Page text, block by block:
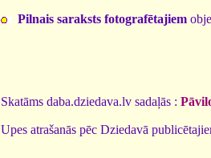
Pilnais saraksts fotografētajiem
Skatāms daba.dziedava.lv sadaļās :
Upes atrašanās pēc Dziedavā